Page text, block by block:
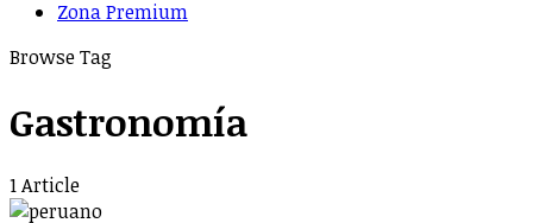
Zona Premium
Browse Tag
Gastronomía
1 Article